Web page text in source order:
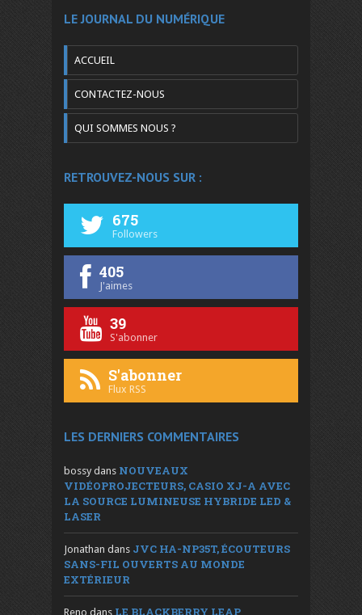
LE JOURNAL DU NUMÉRIQUE
ACCUEIL
CONTACTEZ-NOUS
QUI SOMMES NOUS ?
RETROUVEZ-NOUS SUR :
675
Followers
405
J'aimes
39
S'abonner
S'abonner
Flux RSS
LES DERNIERS COMMENTAIRES
bossy dans NOUVEAUX
VIDÉOPROJECTEURS, CASIO XJ-A AVEC
LA SOURCE LUMINEUSE HYBRIDE LED &
LASER
Jonathan dans JVC HA-NP35T, ÉCOUTEURS
SANS-FIL OUVERTS AU MONDE
EXTÉRIEUR
Reno dans LE BLACKBERRY LEAP